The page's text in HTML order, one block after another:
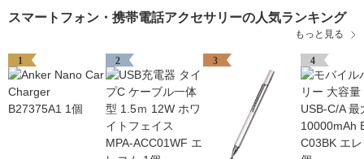
スマートフォン・携帯電話アクセサリーの人気ランキング
もっと見る
1 2 3 4